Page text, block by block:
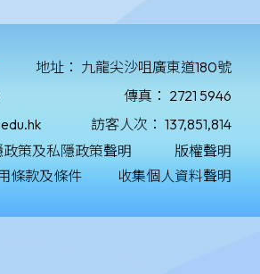
地址： 九龍尖沙咀廣東道180號
傳真： 2721 5946
訪客人次： 137,851,814
策及私隱政策聲明
版權聲明
條款及條件 收集個人資料聲明